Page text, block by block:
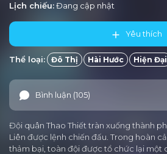
Lịch chiếu:Đang cập nhật
Yêu thích
Thể loại: Đô Thị Hài Hước Hiện Đại
Bình luận (105)
Đội quân Thao Thiết tràn xuống thành
Liên được lệnh chiến đấu. Trong hoàn
thảm bại, toàn đội được tổ chức lại một